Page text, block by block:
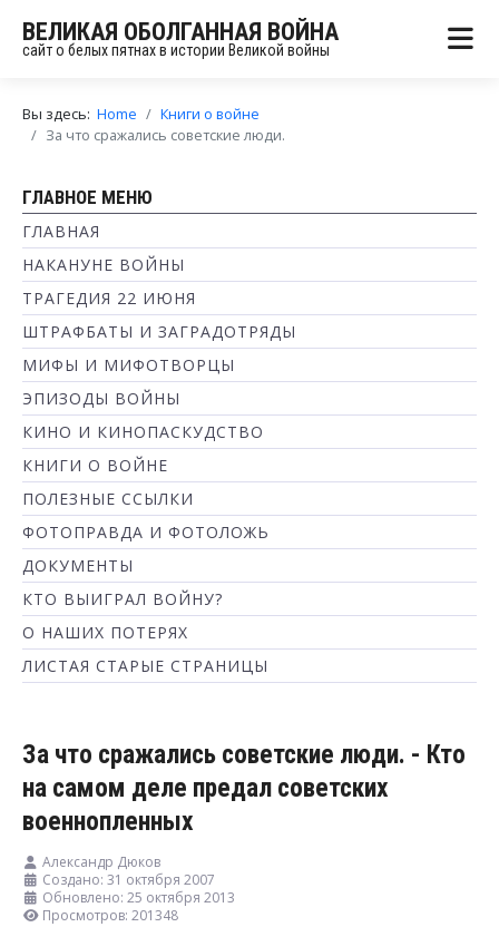
ВЕЛИКАЯ ОБОЛГАННАЯ ВОЙНА
сайт о белых пятнах в истории Великой войны
Вы здесь: Home
Книги о войне
За что сражались советские люди.
ГЛАВНОЕ МЕНЮ
ГЛАВНАЯ
НАКАНУНЕ ВОЙНЫ
ТРАГЕДИЯ 22 ИЮНЯ
ШТРАФБАТЫ И ЗАГРАДОТРЯДЫ
МИФЫ И МИФОТВОРЦЫ
ЭПИЗОДЫ ВОЙНЫ
КИНО И КИНОПАСКУДСТВО
КНИГИ О ВОЙНЕ
ПОЛЕЗНЫЕ ССЫЛКИ
ФОТОПРАВДА И ФОТОЛОЖЬ
ДОКУМЕНТЫ
КТО ВЫИГРАЛ ВОЙНУ?
О НАШИХ ПОТЕРЯХ
ЛИСТАЯ СТАРЫЕ СТРАНИЦЫ
За что сражались советские люди. - Кто
на самом деле предал советских
военнопленных
Александр Дюков
Создано: 31 октября 2007
Обновлено: 25 октября 2013
Просмотров: 201348